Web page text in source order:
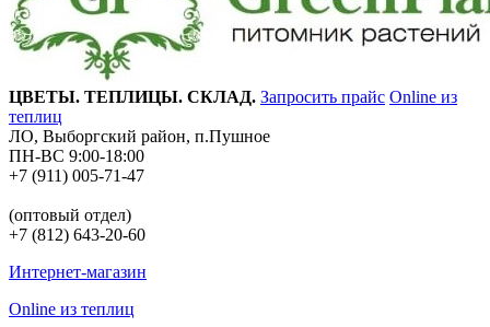
ЦВЕТЫ. ТЕПЛИЦЫ. СКЛАД. Запросить прайс Online из
теплиц
ЛО, Выборгский район, п.Пушное
ПН-ВС 9:00-18:00
+7 (911) 005-71-47
(оптовый отдел)
+7 (812) 643-20-60
Интернет-магазин
Online из теплиц